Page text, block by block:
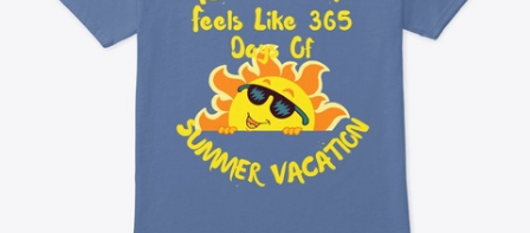
Venda en todas partes
Venda lo que sea